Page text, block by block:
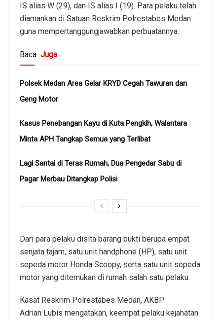
IS alias W (29), dan IS alias I (19). Para pelaku telah
diamankan di Satuan Reskrim Polrestabes Medan
guna mempertanggungjawabkan perbuatannya.
Baca Juga
Polsek Medan Area Gelar KRYD Cegah Tawuran dan
Geng Motor
Kasus Penebangan Kayu di Kuta Pengkih, Walantara
Minta APH Tangkap Semua yang Terlibat
Lagi Santai di Teras Rumah, Dua Pengedar Sabu di
Pagar Merbau Ditangkap Polisi
Dari para pelaku disita barang bukti berupa empat
senjata tajam, satu unit handphone (HP), satu unit
sepeda motor Honda Scoopy, serta satu unit sepeda
motor yang ditemukan di rumah salah satu pelaku.
Kasat Reskrim Polrestabes Medan, AKBP
Adrian Lubis mengatakan, keempat pelaku kejahatan